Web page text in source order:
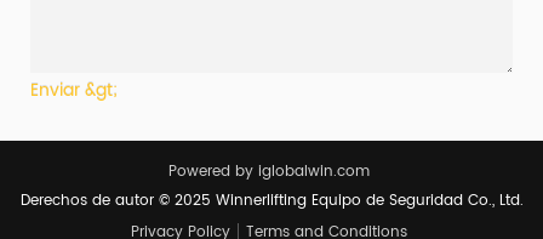
Enviar &gt;
Powered by iglobalwin.com
Derechos de autor © 2025 Winnerlifting Equipo de Seguridad Co., Ltd.
Privacy Policy
Terms and Conditions